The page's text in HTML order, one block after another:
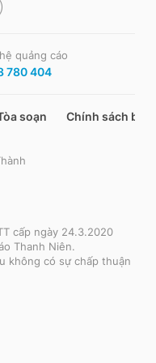
quảng cáo
780 404
soạn Chính sách bảo
cấp ngày 24.3.2020
Thanh Niên.
không có sự chấp thuận